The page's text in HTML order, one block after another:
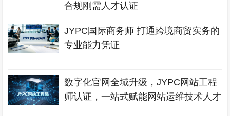
合规刚需人才认证
JYPC国际商务师 打通跨境商贸实务的
专业能力凭证
数字化官网全域升级，JYPC网站工程
师认证，一站式赋能网站运维技术人才